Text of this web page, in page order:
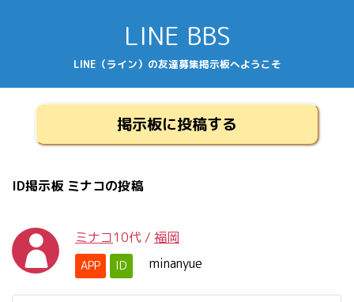
LINE BBS
LINE（ライン）の友達募集掲示板へようこそ
掲示板に投稿する
ID掲示板 ミナコの投稿
ミナコ10代 / 福岡
APP ID minanyue